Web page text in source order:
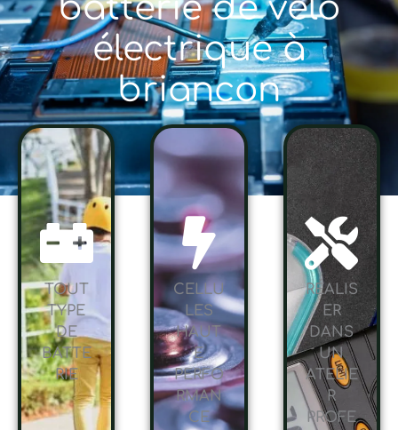
batterie de vélo
électrique à
briancon
TOUT
TYPE
DE
BATTE
RIE
CELLU
LES
HAUT
E
PERFO
RMAN
CE
RÉALIS
ER
DANS
UN
ATELIE
R
PROFE